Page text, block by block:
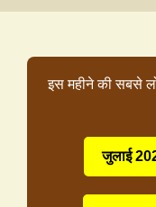
इस महीने की सबसे
जुलाई